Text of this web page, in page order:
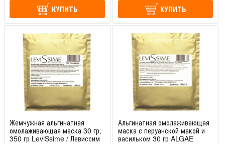
КУПИТЬ КУПИТЬ
Жемчужная альгинатная
омолаживающая маска 30 гр,
350 гр LeviSsime / Левиссим
Альгинатная омолаживающая
маска с перуанской макой и
васильком 30 гр ALGAE